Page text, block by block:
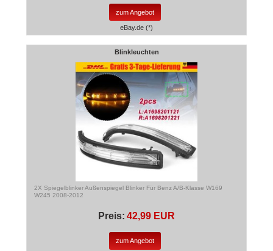
zum Angebot
eBay.de (*)
Blinkleuchten
2X Spiegelblinker Außenspiegel Blinker Für Benz A/B-Klasse W169
W245 2008-2012
Preis: 42,99 EUR
zum Angebot